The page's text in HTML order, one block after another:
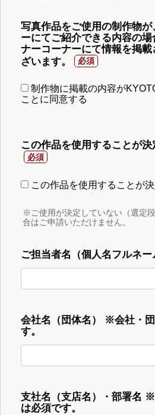
写真作品をご使用の制作物
ーにてご紹介できる内容の
ナーコーナーにて情報を掲
ざいます。
制作物に掲載の内容が
ことに同意する
この作品を使用することが決
この作品を使用することが決
※ご使用が決定していない（選定
合はご申請いただけません。
ご担当者名（個人名フルネー
会社名（団体名） ※会社・
す。
支社名（支店名）・部署名
は必須です。